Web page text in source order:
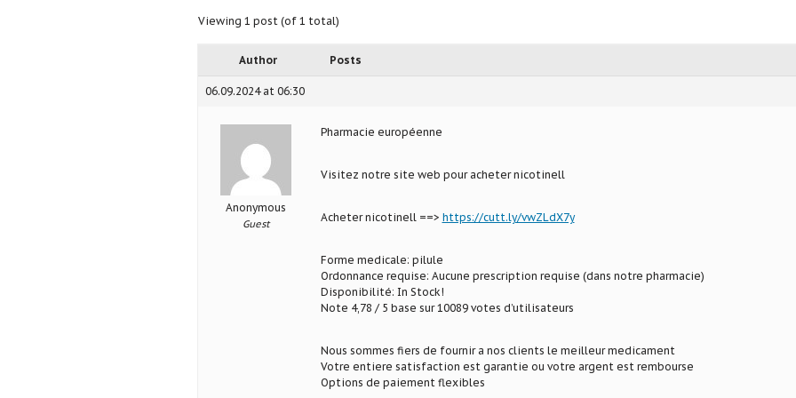
Viewing 1 post (of 1 total)
Author Posts
06.09.2024 at 06:30
Anonymous
Guest
Pharmacie européenne
Visitez notre site web pour acheter nicotinell
Acheter nicotinell ==> https://cutt.ly/vwZLdX7y
Forme medicale: pilule
Ordonnance requise: Aucune prescription requise (dans notre pharmacie)
Disponibilité: In Stock!
Note 4,78 / 5 base sur 10089 votes d’utilisateurs
Nous sommes fiers de fournir a nos clients le meilleur medicament
Votre entiere satisfaction est garantie ou votre argent est rembourse
Options de paiement flexibles